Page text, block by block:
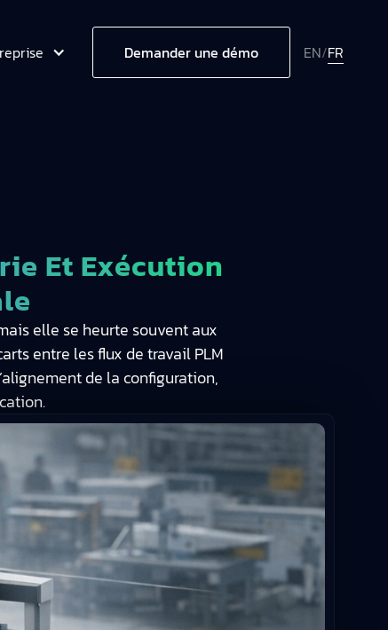
Demander une démo EN/FR
Et Exécution
elle se heurte souvent aux
entre les flux de travail PLM
de la configuration,